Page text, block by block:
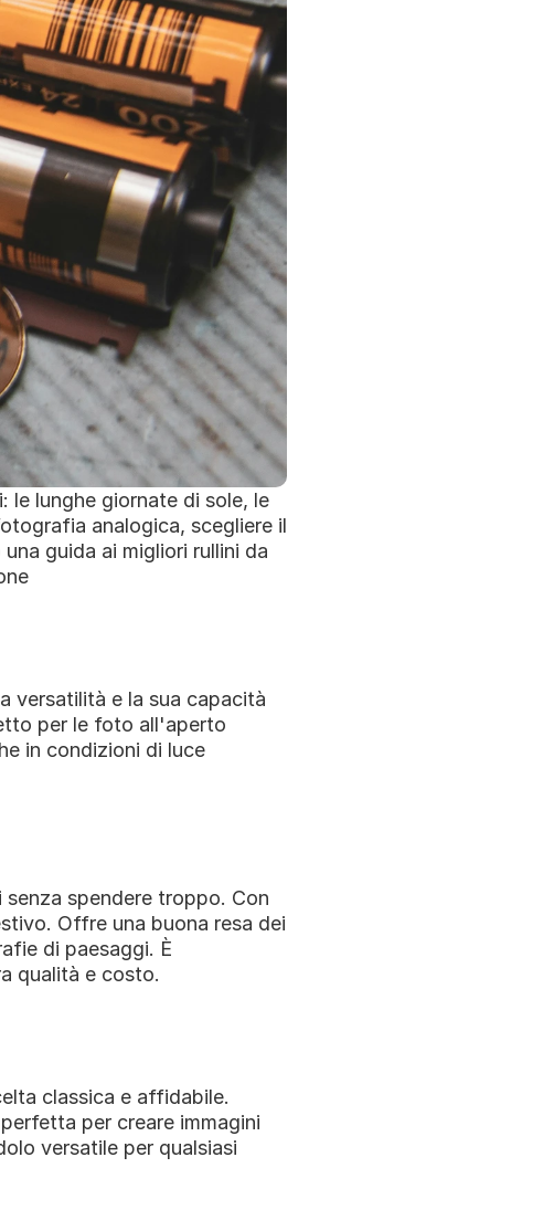
le lunghe giornate di sole, le
analogica, scegliere il
guida ai migliori rullini da
versatilità e la sua capacità
per le foto all'aperto
in condizioni di luce
spendere troppo. Con
Offre una buona resa dei
di paesaggi. È
qualità e costo.
classica e affidabile.
per creare immagini
versatile per qualsiasi